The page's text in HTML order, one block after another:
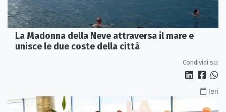
La Madonna della Neve attraversa il mare e
unisce le due coste della città
Condividi su:
Ieri